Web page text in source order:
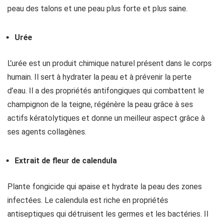
peau des talons et une peau plus forte et plus saine.
Urée
L’urée est un produit chimique naturel présent dans le corps
humain. Il sert à hydrater la peau et à prévenir la perte
d’eau. Il a des propriétés antifongiques qui combattent le
champignon de la teigne, régénère la peau grâce à ses
actifs kératolytiques et donne un meilleur aspect grâce à
ses agents collagènes.
Extrait de fleur de calendula
Plante fongicide qui apaise et hydrate la peau des zones
infectées. Le calendula est riche en propriétés
antiseptiques qui détruisent les germes et les bactéries. Il